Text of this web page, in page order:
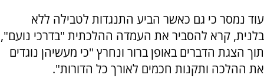
עוד נמסר כי גם כאשר הביע התנגדות לטבילה ללא
בלנית, קרא להסביר את העמדה ההלכתית "בדרכי נועם",
תוך הצגת הדברים באופן ברור ונחרץ "כי מעשיהן נוגדים
את ההלכה ותקנות חכמים לאורך כל הדורות".